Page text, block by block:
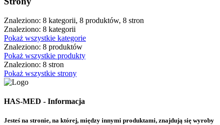
Znaleziono: 8 kategorii, 8 produktów, 8 stron
Znaleziono: 8 kategorii
Pokaż wszystkie kategorie
Znaleziono: 8 produktów
Pokaż wszystkie produkty
Znaleziono: 8 stron
Pokaż wszystkie strony
HAS-MED - Informacja
Jesteś na stronie, na której, między innymi produktami, znajdują się wyroby